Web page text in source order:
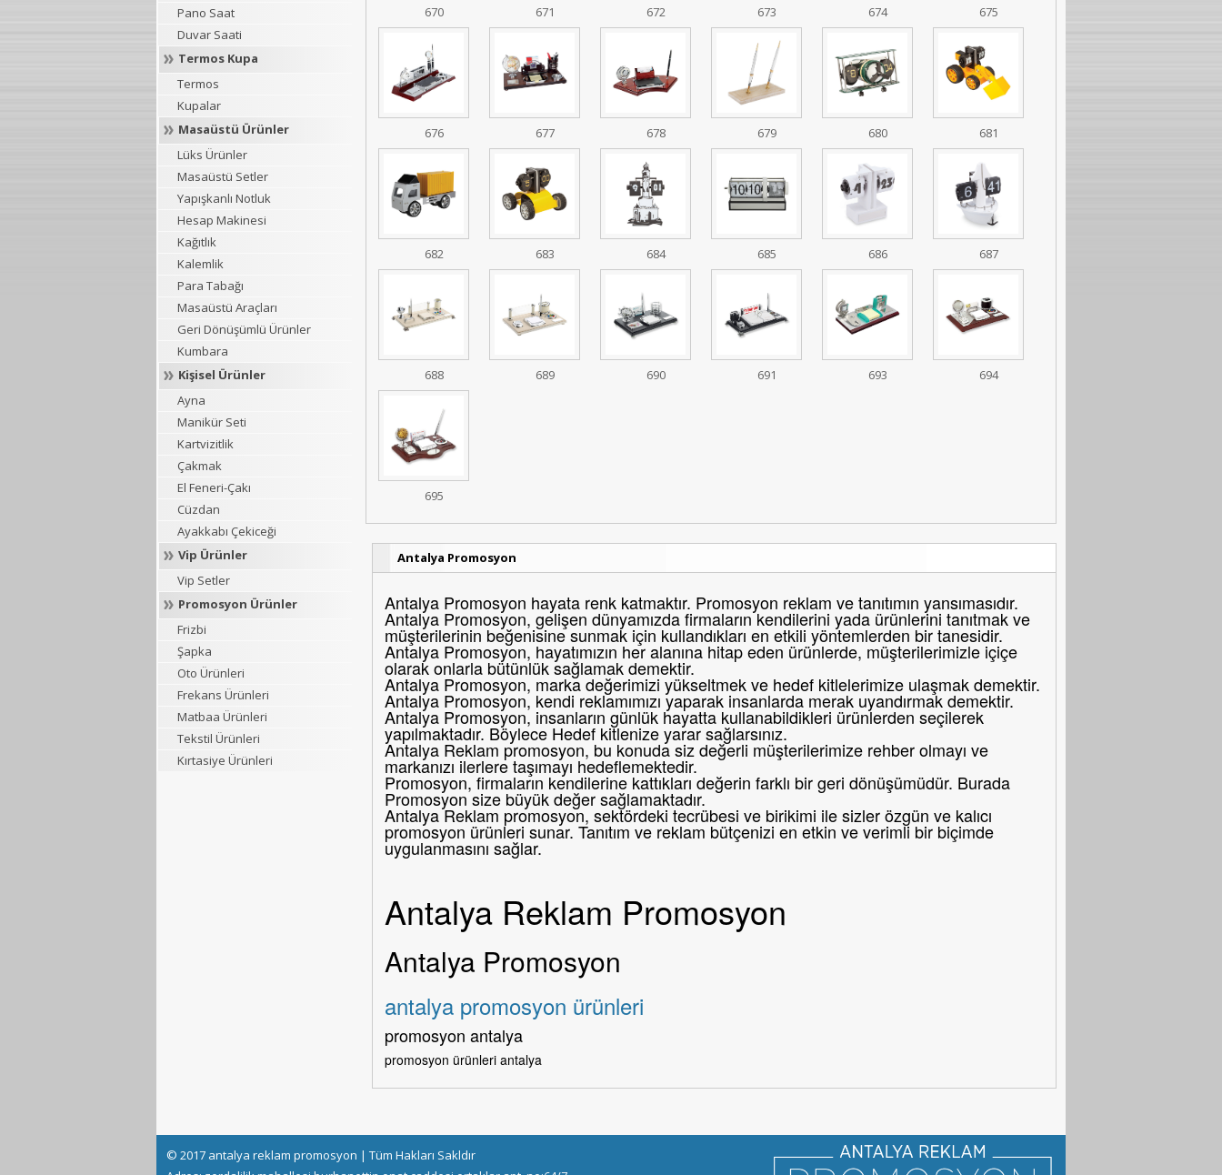
Pano Saat
Duvar Saati
Termos Kupa
Termos
Kupalar
Masaüstü Ürünler
Lüks Ürünler
Masaüstü Setler
Yapışkanlı Notluk
Hesap Makinesi
Kağıtlık
Kalemlik
Para Tabağı
Masaüstü Araçları
Geri Dönüşümlü Ürünler
Kumbara
Kişisel Ürünler
Ayna
Manikür Seti
Kartvizitlik
Çakmak
El Feneri-Çakı
Cüzdan
Ayakkabı Çekiceği
Vip Ürünler
Vip Setler
Promosyon Ürünler
Frizbi
Şapka
Oto Ürünleri
Frekans Ürünleri
Matbaa Ürünleri
Tekstil Ürünleri
Kırtasiye Ürünleri
670 671 672 673 674 675
676 677 678 679 680 681
682 683 684 685 686 687
688 689 690 691 693 694
695
Antalya Promosyon
Antalya Promosyon hayata renk katmaktır. Promosyon reklam ve tanıtımın yansımasıdır.
Antalya Promosyon, gelişen dünyamızda firmaların kendilerini yada ürünlerini tanıtmak ve
müşterilerinin beğenisine sunmak için kullandıkları en etkili yöntemlerden bir tanesidir.
Antalya Promosyon, hayatımızın her alanına hitap eden ürünlerde, müşterilerimizle içiçe
olarak onlarla bütünlük sağlamak demektir.
Antalya Promosyon, marka değerimizi yükseltmek ve hedef kitlelerimize ulaşmak demektir.
Antalya Promosyon, kendi reklamımızı yaparak insanlarda merak uyandırmak demektir.
Antalya Promosyon, insanların günlük hayatta kullanabildikleri ürünlerden seçilerek
yapılmaktadır. Böylece Hedef kitlenize yarar sağlarsınız.
Antalya Reklam promosyon, bu konuda siz değerli müşterilerimize rehber olmayı ve
markanızı ilerlere taşımayı hedeflemektedir.
Promosyon, firmaların kendilerine kattıkları değerin farklı bir geri dönüşümüdür. Burada
Promosyon size büyük değer sağlamaktadır.
Antalya Reklam promosyon, sektördeki tecrübesi ve birikimi ile sizler özgün ve kalıcı
promosyon ürünleri sunar. Tanıtım ve reklam bütçenizi en etkin ve verimli bir biçimde
uygulanmasını sağlar.
Antalya Reklam Promosyon
Antalya Promosyon
antalya promosyon ürünleri
promosyon antalya
promosyon ürünleri antalya
© 2017 antalya reklam promosyon | Tüm Hakları Sakldır